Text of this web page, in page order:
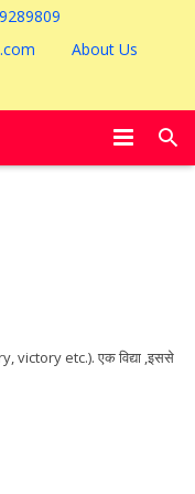
About Us
etc.). एक विद्या ,इससे